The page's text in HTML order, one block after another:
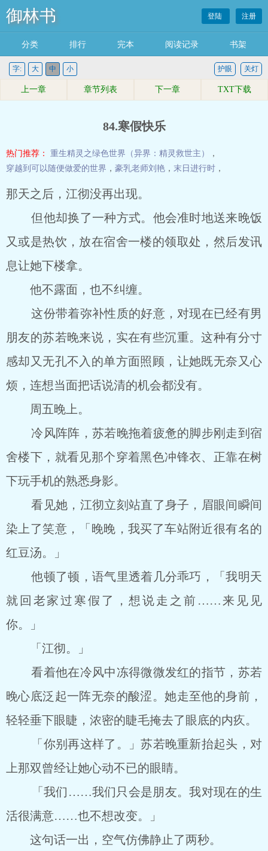
御林书 登陆 注册
分类 排行 完本 阅读记录 书架
字: 大 中 小 关灯
护眼
上一章 章节列表 下一章 TXT下载
84.寒假快乐
热门推荐： 重生精灵之绿色世界（异界：精灵救世主）
，
穿越到可以随便做爱的世界 ， 豪乳老师刘艳 ， 末日进行时 ，
那天之后，江彻没再出现。
但他却换了一种方式。他会准时地送来晚饭
又或是热饮，放在宿舍一楼的领取处，然后发讯
息让她下楼拿。
他不露面，也不纠缠。
这份带着弥补性质的好意，对现在已经有男
朋友的苏若晚来说，实在有些沉重。这种有分寸
感却又无孔不入的单方面照顾，让她既无奈又心
烦，连想当面把话说清的机会都没有。
周五晚上。
冷风阵阵，苏若晚拖着疲惫的脚步刚走到宿
舍楼下，就看见那个穿着黑色冲锋衣、正靠在树
下玩手机的熟悉身影。
看见她，江彻立刻站直了身子，眉眼间瞬间
染上了笑意，「晚晚，我买了车站附近很有名的
红豆汤。」
他顿了顿，语气里透着几分乖巧，「我明天
就回老家过寒假了，想说走之前……来见见
你。」
「江彻。」
看着他在冷风中冻得微微发红的指节，苏若
晚心底泛起一阵无奈的酸涩。她走至他的身前，
轻轻垂下眼睫，浓密的睫毛掩去了眼底的内疚。
「你别再这样了。」苏若晚重新抬起头，对
上那双曾经让她心动不已的眼睛。
「我们……我们只会是朋友。我对现在的生
活很满意……也不想改变。」
这句话一出，空气仿佛静止了两秒。